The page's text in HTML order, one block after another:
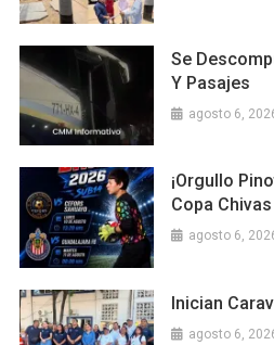
Se
Y Pasajes
agosto 6,
¡Orgullo
Copa
agosto 6,
Inician
agosto 6,